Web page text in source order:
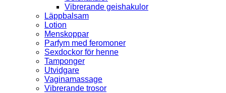
Vibrerande geishakulor
Läppbalsam
Lotion
Menskoppar
Parfym med feromoner
Sexdockor för henne
Tamponger
Utvidgare
Vaginamassage
Vibrerande trosor